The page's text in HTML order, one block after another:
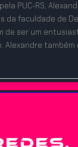
PUC-RS,
faculdade de
de ser um
Alexandre